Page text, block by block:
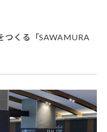
つくる「SAWAMURA